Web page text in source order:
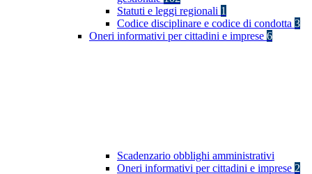
Statuti e leggi regionali 1
Codice disciplinare e codice di condotta 3
Oneri informativi per cittadini e imprese 6
Scadenzario obblighi amministrativi
Oneri informativi per cittadini e imprese 2